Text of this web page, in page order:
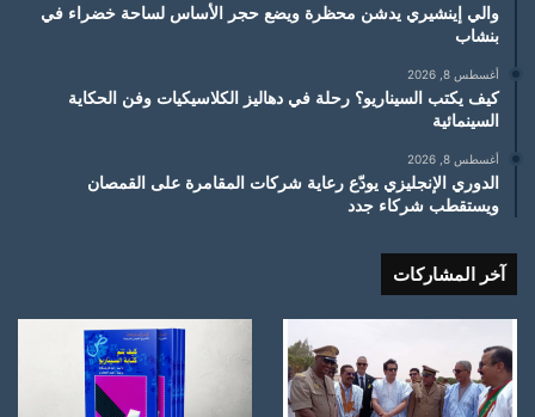
والي إينشيري يدشن محظرة ويضع حجر الأساس لساحة خضراء في
بنشاب
أغسطس 8, 2026
كيف يكتب السيناريو؟ رحلة في دهاليز الكلاسيكيات وفن الحكاية
السينمائية
أغسطس 8, 2026
الدوري الإنجليزي يودّع رعاية شركات المقامرة على القمصان
ويستقطب شركاء جدد
آخر المشاركات